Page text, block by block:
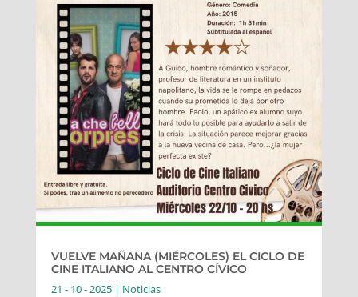
VUELVE MAÑANA (MIÉRCOLES) EL CICLO DE
CINE ITALIANO AL CENTRO CÍVICO
21 - 10 - 2025| Noticias